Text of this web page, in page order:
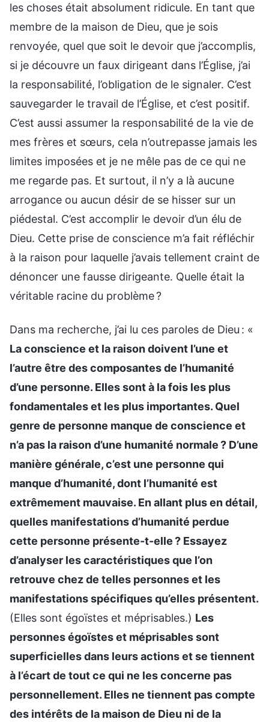
les choses était absolument ridicule. En tant que
membre de la maison de Dieu, que je sois
renvoyée, quel que soit le devoir que j’accomplis,
si je découvre un faux dirigeant dans l’Église, j’ai
la responsabilité, l’obligation de le signaler. C’est
sauvegarder le travail de l’Église, et c’est positif.
C’est aussi assumer la responsabilité de la vie de
mes frères et sœurs, cela n’outrepasse jamais les
limites imposées et je ne mêle pas de ce qui ne
me regarde pas. Et surtout, il n’y a là aucune
arrogance ou aucun désir de se hisser sur un
piédestal. C’est accomplir le devoir d’un élu de
Dieu. Cette prise de conscience m’a fait réfléchir
à la raison pour laquelle j’avais tellement craint de
dénoncer une fausse dirigeante. Quelle était la
véritable racine du problème ?
Dans ma recherche, j’ai lu ces paroles de Dieu : «
La conscience et la raison doivent l’une et
l’autre être des composantes de l’humanité
d’une personne. Elles sont à la fois les plus
fondamentales et les plus importantes. Quel
genre de personne manque de conscience et
n’a pas la raison d’une humanité normale ? D’une
manière générale, c’est une personne qui
manque d’humanité, dont l’humanité est
extrêmement mauvaise. En allant plus en détail,
quelles manifestations d’humanité perdue
cette personne présente-t-elle ? Essayez
d’analyser les caractéristiques que l’on
retrouve chez de telles personnes et les
manifestations spécifiques qu’elles présentent.
(Elles sont égoïstes et méprisables.) Les
personnes égoïstes et méprisables sont
superficielles dans leurs actions et se tiennent
à l’écart de tout ce qui ne les concerne pas
personnellement. Elles ne tiennent pas compte
des intérêts de la maison de Dieu ni de la